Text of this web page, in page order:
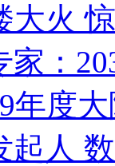
大火
家：
年度
人